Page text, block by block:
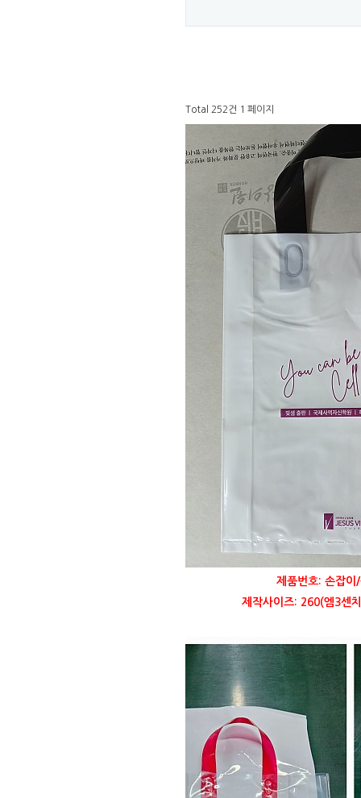
Total 252건 1 페이지
제품번호: 손잡이
제작사이즈: 260(엠3센